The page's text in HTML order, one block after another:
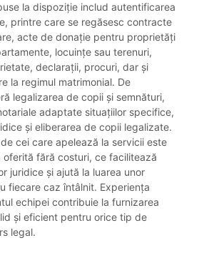
la dispoziție includ autentificarea
printre care se regăsesc contracte
acte de donație pentru proprietăți
locuințe sau terenuri,
declarații, procuri, dar și
la regimul matrimonial. De
legalizarea de copii și semnături,
adaptate situațiilor specifice,
și eliberarea de copii legalizate.
cei care apelează la servicii este
oferită fără costuri, ce facilitează
juridice și ajută la luarea unor
fiecare caz întâlnit. Experiența
echipei contribuie la furnizarea
și eficient pentru orice tip de
legal.